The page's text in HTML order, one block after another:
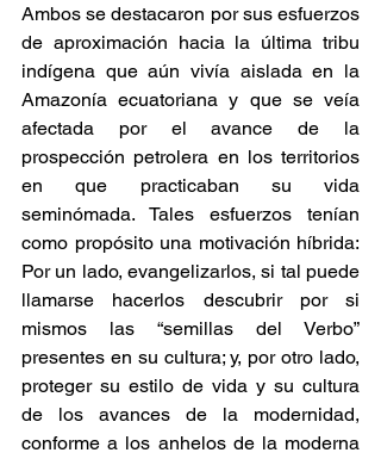
Ambos se destacaron por sus esfuerzos
de aproximación hacia la última tribu
indígena que aún vivía aislada en la
Amazonía ecuatoriana y que se veía
afectada por el avance de la
prospección petrolera en los territorios
en que practicaban su vida
seminómada. Tales esfuerzos tenían
como propósito una motivación híbrida:
Por un lado, evangelizarlos, si tal puede
llamarse hacerlos descubrir por si
mismos las “semillas del Verbo”
presentes en su cultura; y, por otro lado,
proteger su estilo de vida y su cultura
de los avances de la modernidad,
conforme a los anhelos de la moderna